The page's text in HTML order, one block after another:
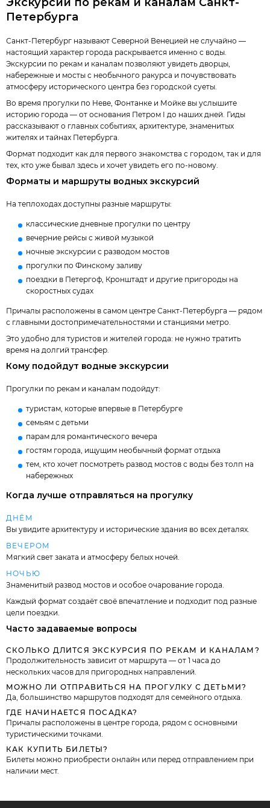
Петербурга
Санкт-Петербург называют Северной Венецией не случайно —
настоящий характер города раскрывается именно с воды.
Экскурсии по рекам и каналам позволяют увидеть дворцы,
набережные и мосты с необычного ракурса и почувствовать
атмосферу исторического центра без городской суеты.
Во время прогулки по Неве, Фонтанке и Мойке вы услышите
историю города — от основания Петром I до наших дней. Гиды
рассказывают о главных событиях, архитектуре, знаменитых
жителях и тайнах Петербурга.
Формат подходит как для первого знакомства с городом, так и для
тех, кто уже бывал здесь и хочет увидеть его по-новому.
Форматы и маршруты водных экскурсий
На теплоходах доступны разные маршруты:
классические дневные прогулки по центру
вечерние рейсы с живой музыкой
ночные экскурсии с разводом мостов
прогулки по Финскому заливу
поездки в Петергоф, Кронштадт и другие пригороды на
скоростных судах
Причалы расположены в самом центре Санкт-Петербурга — рядом
с главными достопримечательностями и станциями метро.
Это удобно для туристов и жителей города: не нужно тратить
время на долгий трансфер.
Кому подойдут водные экскурсии
Прогулки по рекам и каналам подойдут:
туристам, которые впервые в Петербурге
семьям с детьми
парам для романтического вечера
гостям города, ищущим необычный формат отдыха
тем, кто хочет посмотреть развод мостов с воды без толп на
набережных
Когда лучше отправляться на прогулку
ДНЁМ
Вы увидите архитектуру и исторические здания во всех деталях.
ВЕЧЕРОМ
Мягкий свет заката и атмосферу белых ночей.
НОЧЬЮ
Знаменитый развод мостов и особое очарование города.
Каждый формат создаёт своё впечатление и подходит под разные
цели поездки.
Часто задаваемые вопросы
СКОЛЬКО ДЛИТСЯ ЭКСКУРСИЯ ПО РЕКАМ И КАНАЛАМ?
Продолжительность зависит от маршрута — от 1 часа до
нескольких часов для пригородных направлений.
МОЖНО ЛИ ОТПРАВИТЬСЯ НА ПРОГУЛКУ С ДЕТЬМИ?
Да, большинство маршрутов подходят для семейного отдыха.
ГДЕ НАЧИНАЕТСЯ ПОСАДКА?
Причалы расположены в центре города, рядом с основными
туристическими точками.
КАК КУПИТЬ БИЛЕТЫ?
Билеты можно приобрести онлайн или перед отправлением при
наличии мест.